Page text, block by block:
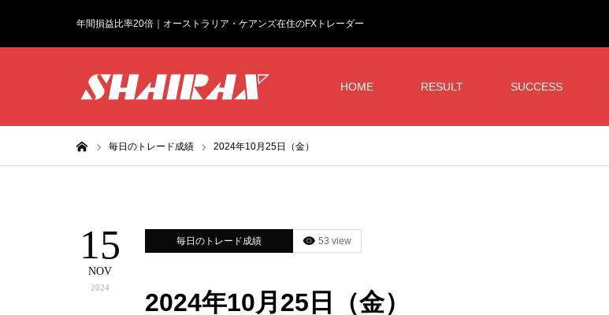
年間損益比率20倍｜オーストラリア・ケアンズ在住のFXトレーダー
HOME RESULT SUCCESS
毎日のトレード成績 2024年10月25日（金）
15
NOV
2024
毎日のトレード成績 53 view
2024年10月25日（金）